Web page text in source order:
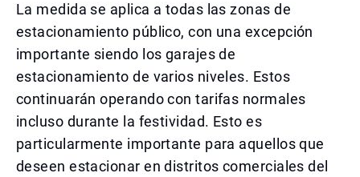
La medida se aplica a todas las zonas de
estacionamiento público, con una excepción
importante siendo los garajes de
estacionamiento de varios niveles. Estos
continuarán operando con tarifas normales
incluso durante la festividad. Esto es
particularmente importante para aquellos que
deseen estacionar en distritos comerciales del